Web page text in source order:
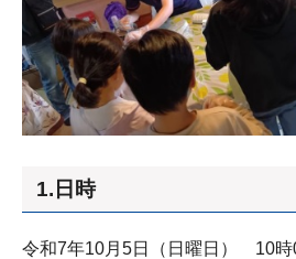
1.日時
令和7年10月5日（日曜日） 10時